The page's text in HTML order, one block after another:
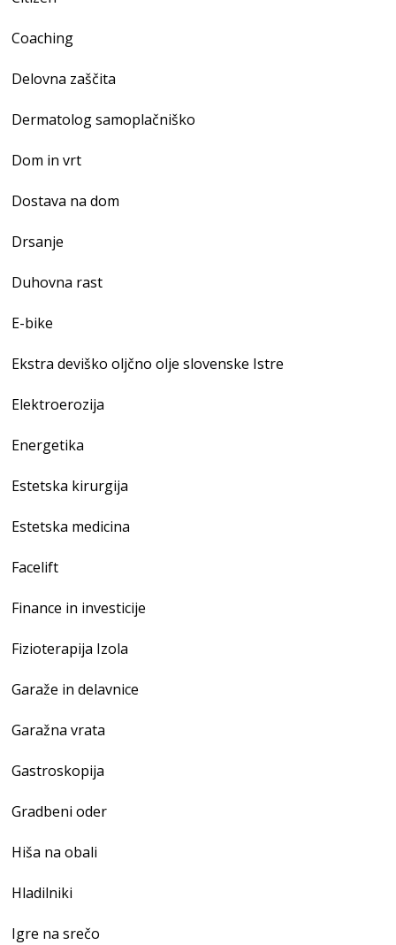
Coaching
Delovna zaščita
Dermatolog samoplačniško
Dom in vrt
Dostava na dom
Drsanje
Duhovna rast
E-bike
Ekstra deviško oljčno olje slovenske Istre
Elektroerozija
Energetika
Estetska kirurgija
Estetska medicina
Facelift
Finance in investicije
Fizioterapija Izola
Garaže in delavnice
Garažna vrata
Gastroskopija
Gradbeni oder
Hiša na obali
Hladilniki
Igre na srečo